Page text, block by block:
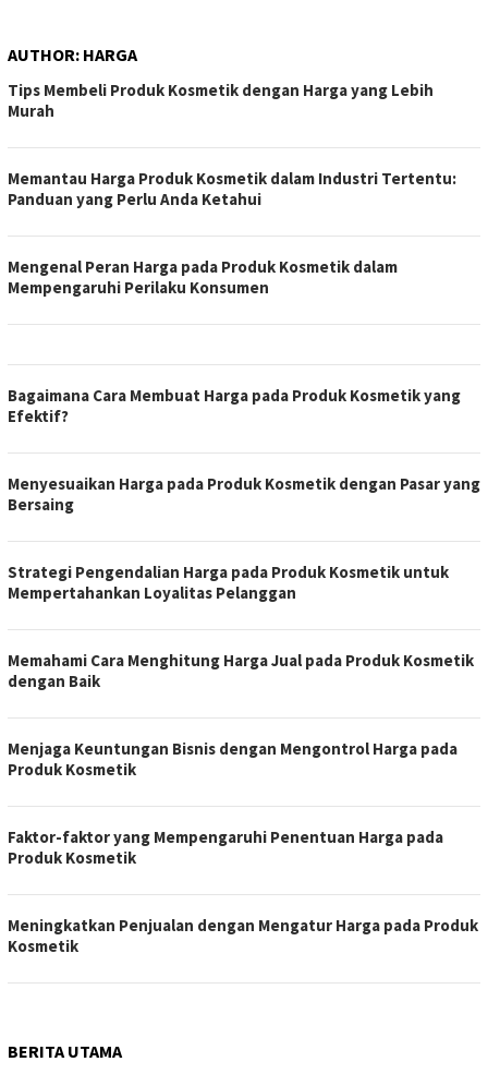
AUTHOR: HARGA
Tips Membeli Produk Kosmetik dengan Harga yang Lebih
Murah
Memantau Harga Produk Kosmetik dalam Industri Tertentu:
Panduan yang Perlu Anda Ketahui
Mengenal Peran Harga pada Produk Kosmetik dalam
Mempengaruhi Perilaku Konsumen
Bagaimana Cara Membuat Harga pada Produk Kosmetik yang
Efektif?
Menyesuaikan Harga pada Produk Kosmetik dengan Pasar yang
Bersaing
Strategi Pengendalian Harga pada Produk Kosmetik untuk
Mempertahankan Loyalitas Pelanggan
Memahami Cara Menghitung Harga Jual pada Produk Kosmetik
dengan Baik
Menjaga Keuntungan Bisnis dengan Mengontrol Harga pada
Produk Kosmetik
Faktor-faktor yang Mempengaruhi Penentuan Harga pada
Produk Kosmetik
Meningkatkan Penjualan dengan Mengatur Harga pada Produk
Kosmetik
BERITA UTAMA